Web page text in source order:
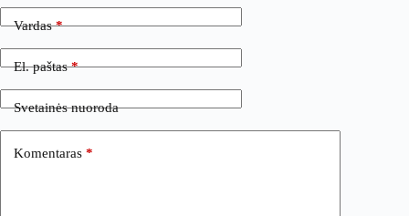
Vardas*
El. paštas*
Svetainės nuoroda
Komentaras *